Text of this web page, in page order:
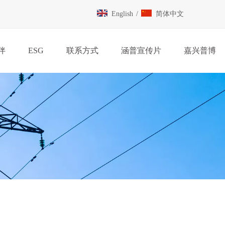
English / 简体中文
ESG 联系方式 涵普宣传片 嘉兴普博